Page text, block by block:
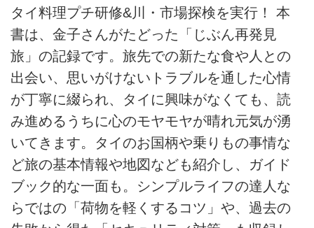
タイ料理プチ研修&川・市場探検を実行！ 本
書は、金子さんがたどった「じぶん再発見
旅」の記録です。旅先での新たな食や人との
出会い、思いがけないトラブルを通した心情
が丁寧に綴られ、タイに興味がなくても、読
み進めるうちに心のモヤモヤが晴れ元気が湧
いてきます。タイのお国柄や乗りもの事情な
ど旅の基本情報や地図なども紹介し、ガイド
ブック的な一面も。シンプルライフの達人な
らではの「荷物を軽くするコツ」や、過去の